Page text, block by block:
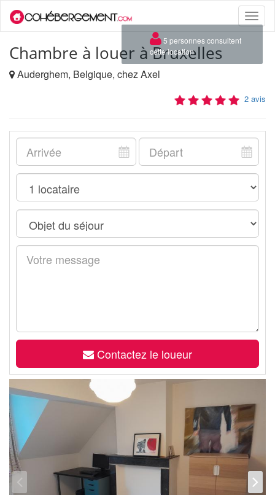
Toggle
Chambre à louer à Bruxelles
Auderghem, Belgique, chez Axel
2 avis
Contactez le loueur
×
5 personnes consultent
cette location